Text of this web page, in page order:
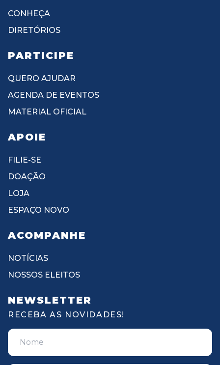
CONHEÇA
DIRETÓRIOS
PARTICIPE
QUERO AJUDAR
AGENDA DE EVENTOS
MATERIAL OFICIAL
APOIE
FILIE-SE
DOAÇÃO
LOJA
ESPAÇO NOVO
ACOMPANHE
NOTÍCIAS
NOSSOS ELEITOS
NEWSLETTER
RECEBA AS NOVIDADES!